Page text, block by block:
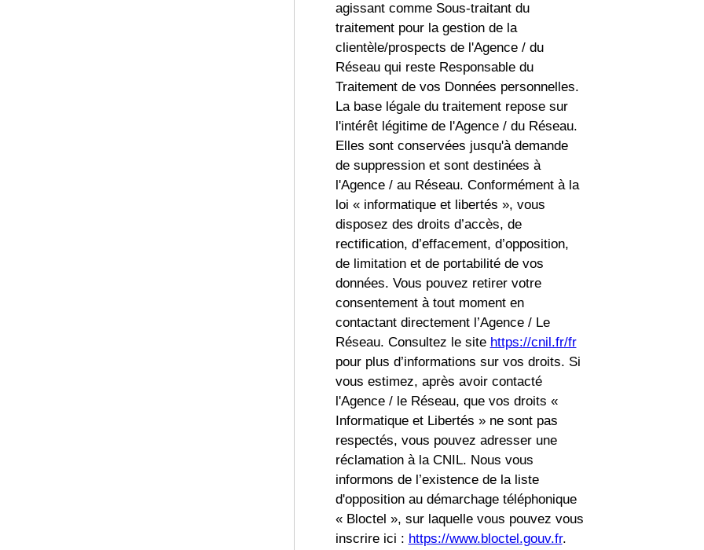
agissant comme Sous-traitant du
traitement pour la gestion de la
clientèle/prospects de l'Agence / du
Réseau qui reste Responsable du
Traitement de vos Données personnelles.
La base légale du traitement repose sur
l'intérêt légitime de l'Agence / du Réseau.
Elles sont conservées jusqu'à demande
de suppression et sont destinées à
l'Agence / au Réseau. Conformément à la
loi « informatique et libertés », vous
disposez des droits d’accès, de
rectification, d’effacement, d’opposition,
de limitation et de portabilité de vos
données. Vous pouvez retirer votre
consentement à tout moment en
contactant directement l’Agence / Le
Réseau. Consultez le site https://cnil.fr/fr
pour plus d’informations sur vos droits. Si
vous estimez, après avoir contacté
l'Agence / le Réseau, que vos droits «
Informatique et Libertés » ne sont pas
respectés, vous pouvez adresser une
réclamation à la CNIL. Nous vous
informons de l’existence de la liste
d'opposition au démarchage téléphonique
« Bloctel », sur laquelle vous pouvez vous
inscrire ici : https://www.bloctel.gouv.fr.